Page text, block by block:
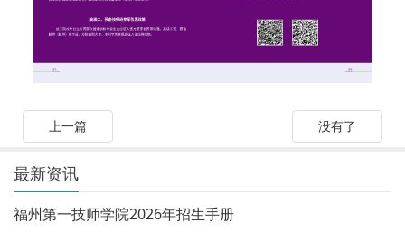
上一篇 没有了
最新资讯
福州第一技师学院2026年招生手册